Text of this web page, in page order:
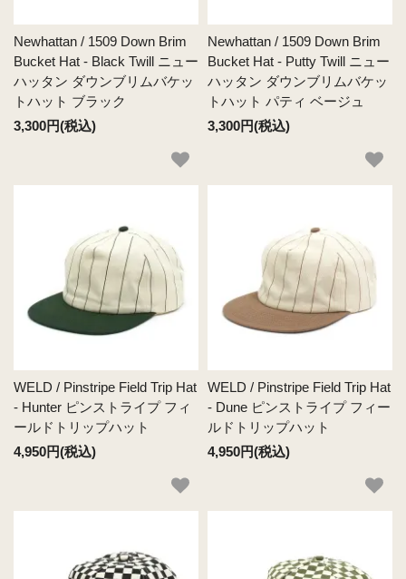
Newhattan / 1509 Down Brim
Bucket Hat - Black Twill ニュー
ハッタン ダウンブリムバケッ
トハット ブラック
3,300円(税込)
Newhattan / 1509 Down Brim
Bucket Hat - Putty Twill ニュー
ハッタン ダウンブリムバケッ
トハット パティ ベージュ
3,300円(税込)
WELD / Pinstripe Field Trip Hat
- Hunter ピンストライプ フィ
ールドトリップハット
4,950円(税込)
WELD / Pinstripe Field Trip Hat
- Dune ピンストライプ フィー
ルドトリップハット
4,950円(税込)